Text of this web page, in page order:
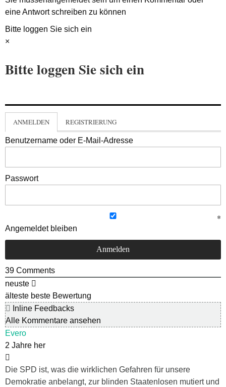
eine Antwort schreiben zu können
Bitte loggen Sie sich ein
×
Bitte loggen Sie sich ein
ANMELDEN REGISTRIERUNG
Benutzername oder E-Mail-Adresse
Passwort
Angemeldet bleiben
39 Comments
neuste
älteste beste Bewertung
Inline Feedbacks
Alle Kommentare ansehen
Evero
2 Jahre her
Die SPD ist, was die wirklichen Gefahren für unsere
Demokratie anbelangt, zur blinden Staatenlosen mutiert und